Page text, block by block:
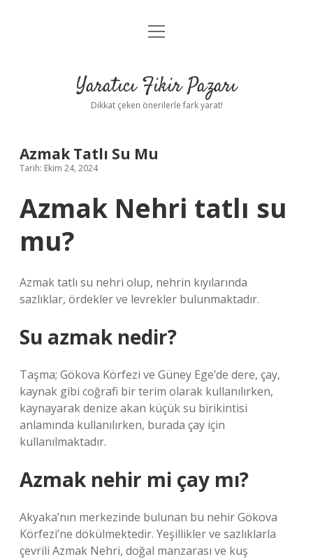
Anasayfa
Yasal Uyarı
menüyü
Yaratıcı Fikir Pazarı
Dikkat çeken önerilerle fark yarat!
Azmak Tatlı Su Mu
Tarih: Ekim 24, 2024
Azmak Nehri tatlı su
mu?
Azmak tatlı su nehri olup, nehrin kıyılarında
sazlıklar, ördekler ve levrekler bulunmaktadır.
Su azmak nedir?
Taşma; Gökova Körfezi ve Güney Ege’de dere, çay,
kaynak gibi coğrafi bir terim olarak kullanılırken,
kaynayarak denize akan küçük su birikintisi
anlamında kullanılırken, burada çay için
kullanılmaktadır.
Azmak nehir mi çay mı?
Akyaka’nın merkezinde bulunan bu nehir Gökova
Körfezi’ne dökülmektedir. Yeşillikler ve sazlıklarla
çevrili Azmak Nehri, doğal manzarası ve kuş